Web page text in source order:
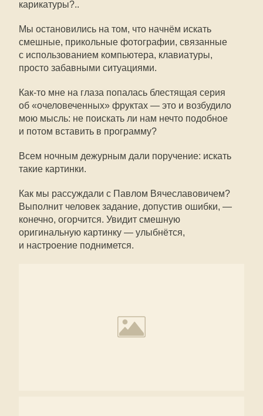
карикатуры?..
Мы остановились на том, что начнём искать
смешные, прикольные фотографии, связанные
с использованием компьютера, клавиатуры,
просто забавными ситуациями.
Как-то мне на глаза попалась блестящая серия
об «очеловеченных» фруктах — это и возбудило
мою мысль: не поискать ли нам нечто подобное
и потом вставить в программу?
Всем ночным дежурным дали поручение: искать
такие картинки.
Как мы рассуждали с Павлом Вячеславовичем?
Выполнит человек задание, допустив ошибки, —
конечно, огорчится. Увидит смешную
оригинальную картинку — улыбнётся,
и настроение поднимется.